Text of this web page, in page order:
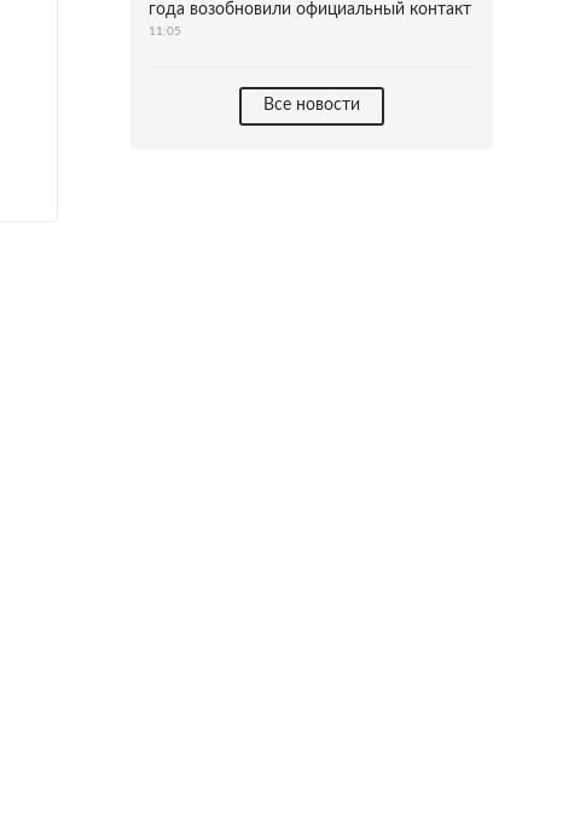
года возобновили официальный контакт
11:05
Все новости